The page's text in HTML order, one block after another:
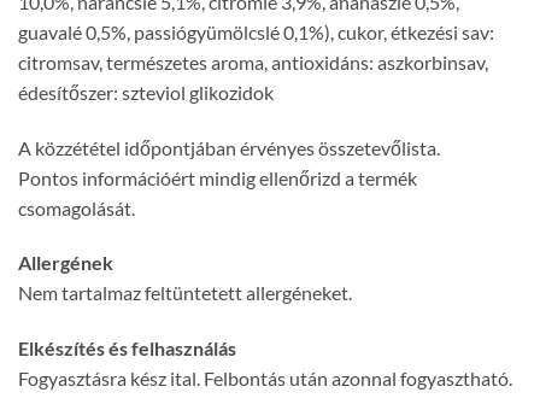
guavalé 0,5%, passiógyümölcslé 0,1%), cukor, étkezési sav:
citromsav, természetes aroma, antioxidáns: aszkorbinsav,
édesítőszer: szteviol glikozidok
A közzététel időpontjában érvényes összetevőlista.
Pontos információért mindig ellenőrizd a termék
csomagolását.
Allergének
Nem tartalmaz feltüntetett allergéneket.
Elkészítés és felhasználás
Fogyasztásra kész ital. Felbontás után azonnal fogyasztható.